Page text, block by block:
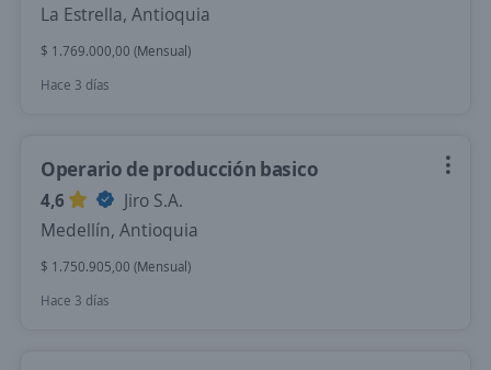
La Estrella, Antioquia
$ 1.769.000,00 (Mensual)
Hace 3 días
Operario de producción basico
4,6
Jiro S.A.
Medellín, Antioquia
$ 1.750.905,00 (Mensual)
Hace 3 días